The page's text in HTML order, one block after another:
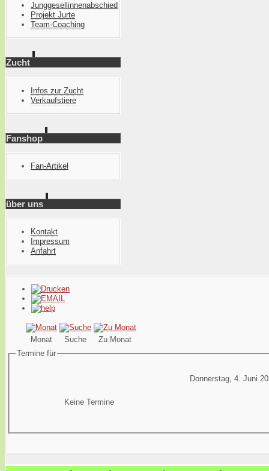
Junggesellinnenabschied
Projekt Jurte
Team-Coaching
Zucht
Infos zur Zucht
Verkaufstiere
Fanshop
Fan-Artikel
über uns
Kontakt
Impressum
Anfahrt
Monat Suche
Zu Monat
Termine für
Donnerstag, 4. Juni
Keine Termine